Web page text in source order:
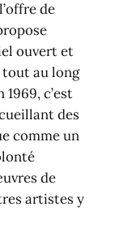
de
ouvert et
tout au long
1969, c’est
des
comme un
de
artistes y